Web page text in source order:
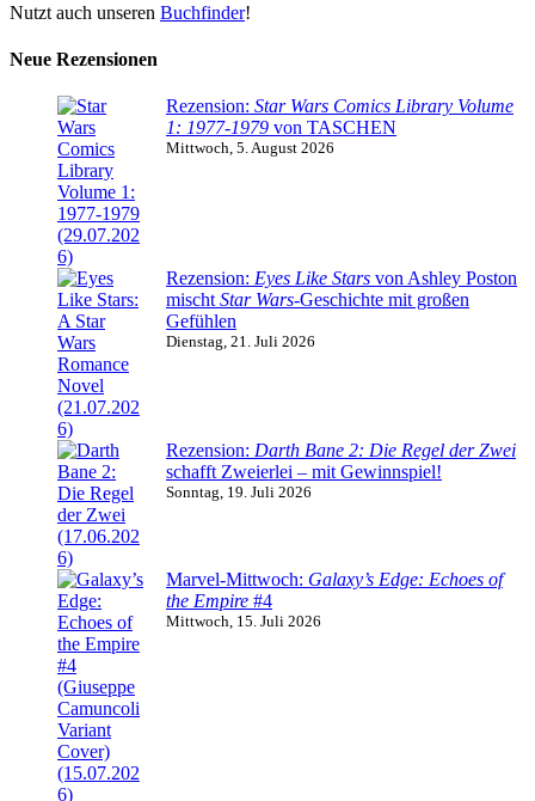
Nutzt auch unseren Buchfinder!
Neue Rezensionen
Rezension: Star Wars Comics Library Volume
1: 1977-1979 von TASCHEN
Mittwoch, 5. August 2026
Rezension: Eyes Like Stars von Ashley Poston
mischtStar Wars-Geschichte mit großen
Gefühlen
Dienstag, 21. Juli 2026
Rezension: Darth Bane 2: Die Regel der Zwei
schafft Zweierlei – mit Gewinnspiel!
Sonntag, 19. Juli 2026
Marvel-Mittwoch: Galaxy’s Edge: Echoes of
the Empire #4
Mittwoch, 15. Juli 2026